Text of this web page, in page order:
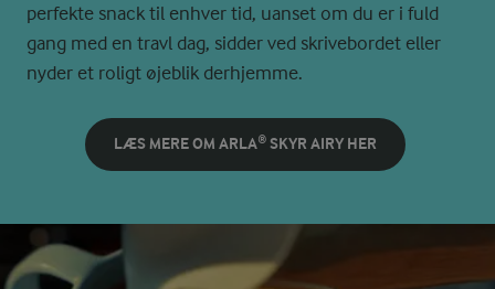
perfekte snack til enhver tid, uanset om du er i fuld
gang med en travl dag, sidder ved skrivebordet eller
nyder et roligt øjeblik derhjemme.
LÆS MERE OM ARLA® SKYR AIRY HER